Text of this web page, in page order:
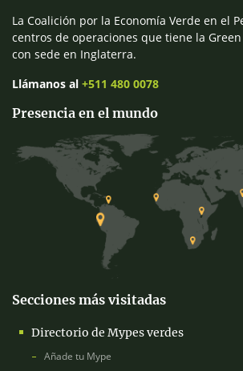
La Coalición por la Economía Verde en el
centros de operaciones que tiene la
con sede en Inglaterra.
Llámanos al +511 480 0078
Presencia en el mundo
Secciones más visitadas
Directorio de Mypes verdes
Añade tu Mype